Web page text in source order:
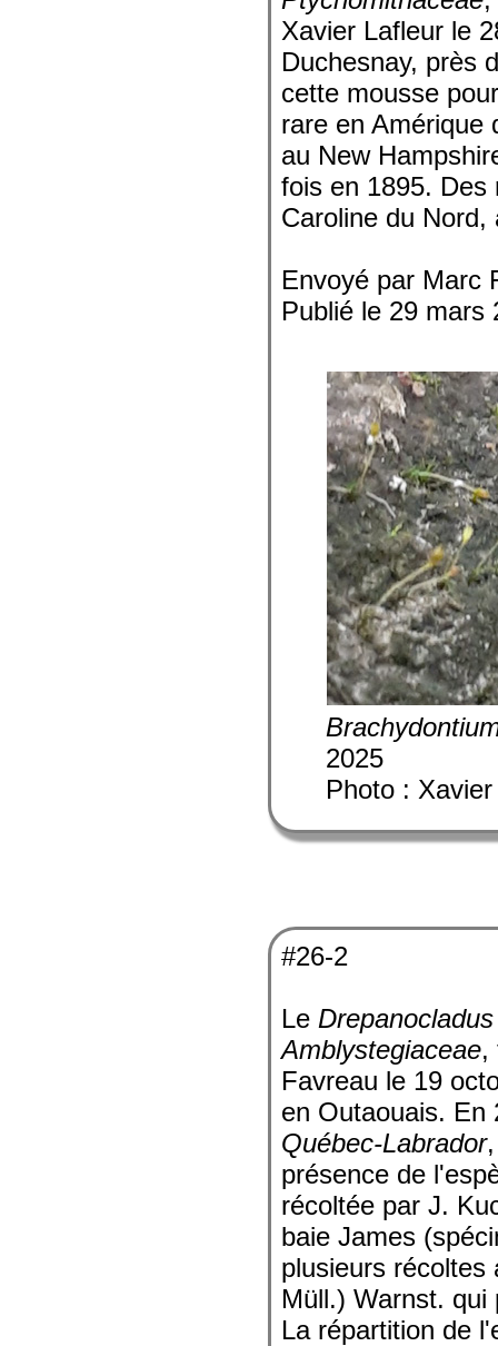
Xavier Lafleur le
Duchesnay, près
cette mousse
rare en Amérique
au New
fois en 1895.
Caroline du Nord,
Envoyé par Marc
Publié le 29 mars
2025
Photo :
#26-2
Le
Amblystegiaceae,
Favreau le 19
en Outaouais.
Québec-Labrador
présence de
récoltée par J.
baie James
plusieurs
Müll.) Warnst.
La répartition de